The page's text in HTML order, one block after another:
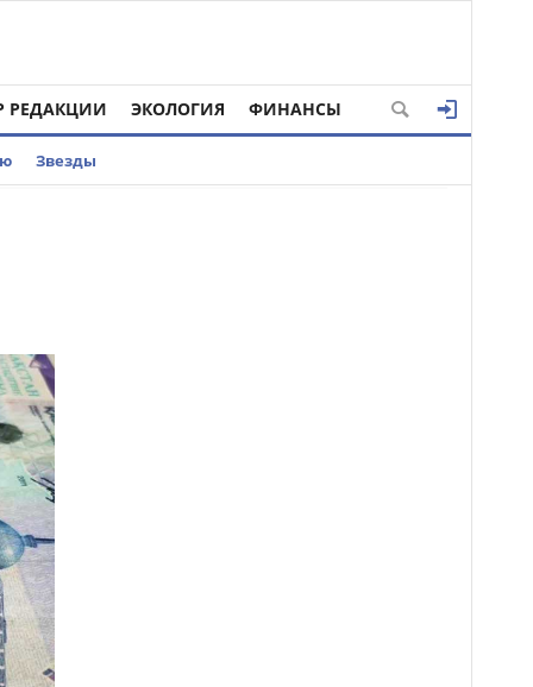
РЕДАКЦИИ ЭКОЛОГИЯ ФИНАНСЫ
Звезды